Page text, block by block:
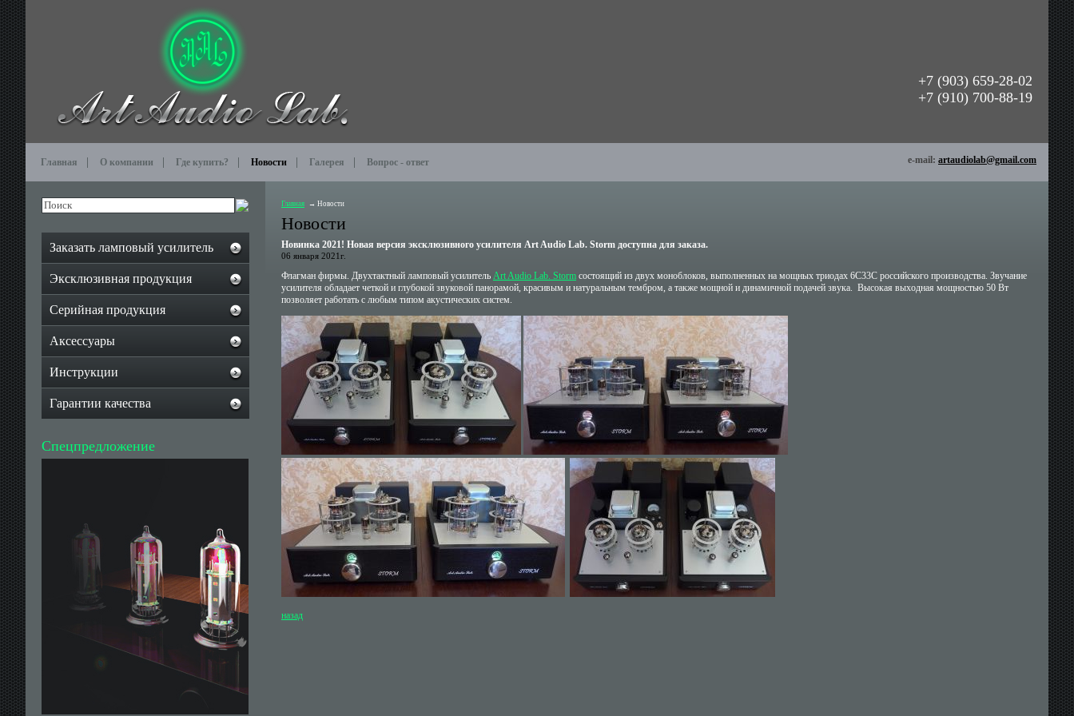
+7 (903) 659-28-02
+7 (910) 700-88-19
Главная О компании Где купить? Новости Галерея Вопрос - ответ e-mail: artaudiolab@gmail.com
Главная Новости
Новости
Новинка 2021! Новая версия эксклюзивного усилителя Art Audio Lab. Storm доступна для заказа.
06 января 2021г.
Флагман фирмы. Двухтактный ламповый усилитель Art Audio Lab. Storm состоящий из двух моноблоков, выполненных на мощных триодах 6С33С российского производства. Звучание
усилителя обладает четкой и глубокой звуковой панорамой, красивым и натуральным тембром, а также мощной и динамичной подачей звука. Высокая выходная мощностью 50 Вт
позволяет работать с любым типом акустических систем.
назад
Заказать ламповый усилитель
Эксклюзивная продукция
Серийная продукция
Аксессуары
Инструкции
Гарантии качества
Спецпредложение